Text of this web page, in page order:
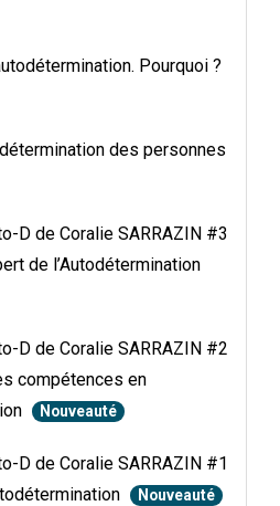
Pourquoi ?
des personnes
D de Coralie SARRAZIN #3
de l’Autodétermination
D de Coralie SARRAZIN #2
compétences en
Nouveauté
D de Coralie SARRAZIN #1
Nouveauté